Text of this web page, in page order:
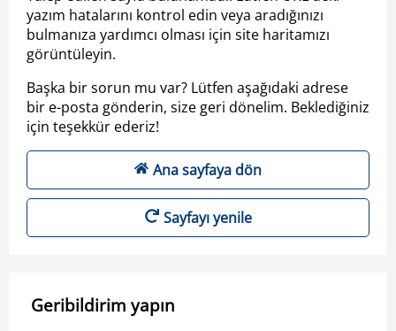
yazım hatalarını kontrol edin veya aradığınızı
bulmanıza yardımcı olması için site haritamızı
görüntüleyin.
Başka bir sorun mu var? Lütfen aşağıdaki adrese
bir e-posta gönderin, size geri dönelim. Beklediğiniz
için teşekkür ederiz!
Ana sayfaya dön
Sayfayı yenile
Geribildirim yapın